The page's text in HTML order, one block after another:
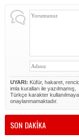
UYARI: Küfür, hakaret,
imla kuralları ile yazılmamış,
Türkçe karakter
onaylanmamaktadır.
SON DAKİKA